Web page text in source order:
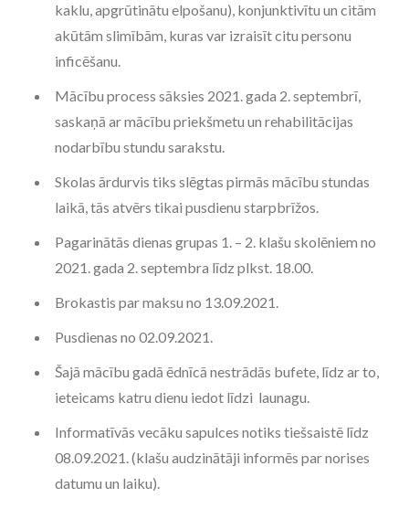
kaklu, apgrūtinātu elpošanu), konjunktivītu un citām
akūtām slimībām, kuras var izraisīt citu personu
inficēšanu.
Mācību process sāksies 2021. gada 2. septembrī,
saskaņā ar mācību priekšmetu un rehabilitācijas
nodarbību stundu sarakstu.
Skolas ārdurvis tiks slēgtas pirmās mācību stundas
laikā, tās atvērs tikai pusdienu starpbrīžos.
Pagarinātās dienas grupas 1. – 2. klašu skolēniem no
2021. gada 2. septembra līdz plkst. 18.00.
Brokastis par maksu no 13.09.2021.
Pusdienas no 02.09.2021.
Šajā mācību gadā ēdnīcā nestrādās bufete, līdz ar to,
ieteicams katru dienu iedot līdzi launagu.
Informatīvās vecāku sapulces notiks tiešsaistē līdz
08.09.2021. (klašu audzinātāji informēs par norises
datumu un laiku).